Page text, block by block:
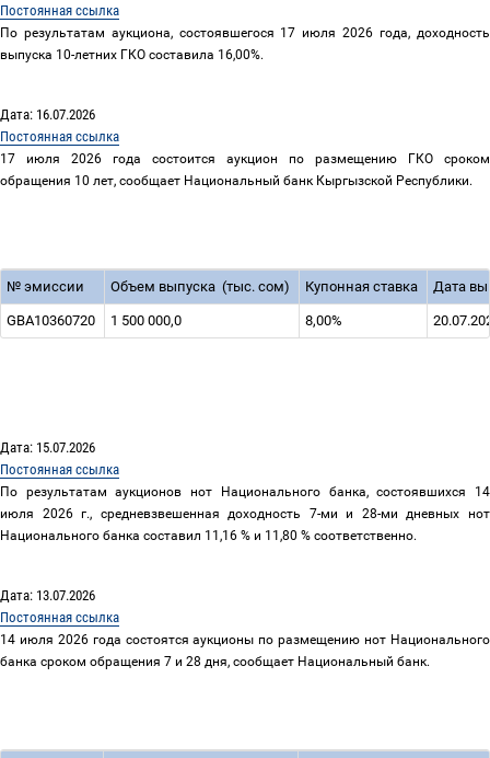
Постоянная ссылка
По результатам аукциона, состоявшегося 17 июля 2026 года, доходность
выпуска 10-летних ГКО составила 16,00%.
Дата: 16.07.2026
Постоянная ссылка
17 июля 2026 года состоится аукцион по размещению ГКО сроком
обращения 10 лет, сообщает Национальный банк Кыргызской Республики.
№ эмиссии Объем выпуска (тыс. сом) Купонная ставка Дата
GBA10360720 1 500 000,0 8,00%
Дата: 15.07.2026
Постоянная ссылка
По результатам аукционов нот Национального банка, состоявшихся 14
июля 2026 г., средневзвешенная доходность 7-ми и 28-ми дневных нот
Национального банка составил 11,16 % и 11,80 % соответственно.
Дата: 13.07.2026
Постоянная ссылка
14 июля 2026 года состоятся аукционы по размещению нот Национального
банка сроком обращения 7 и 28 дня, сообщает Национальный банк.